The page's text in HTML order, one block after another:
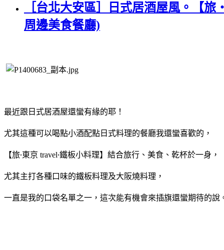
［台北大安區］日式居酒屋風。【
周邊美食餐廳)
最近跟日式居酒屋還蠻有緣的耶！
尤其這種可以喝點小酒配點日式料理的餐廳我還蠻喜歡的，
【旅‧東京 travel‧鐵板小料理】 結合旅行、美食、乾杯於一身，
尤其主打各種口味的鐵板料理及大阪燒料理，
一直是我的口袋名單之一，這次能有機會來插旗還蠻期待的說